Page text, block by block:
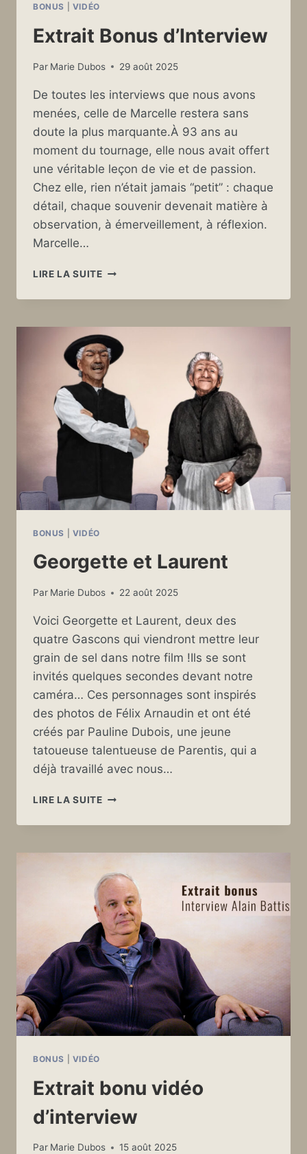
BONUS VIDÉO
Extrait Bonus d’Interview
Par Marie Dubos 29 août 2025
De toutes les interviews que nous avons
menées, celle de Marcelle restera sans
doute la plus marquante.À 93 ans au
moment du tournage, elle nous avait offert
une véritable leçon de vie et de passion.
Chez elle, rien n’était jamais “petit” : chaque
détail, chaque souvenir devenait matière à
observation, à émerveillement, à réflexion.
Marcelle…
LIRE LA SUITEEXTRAIT
D’INTERVIEW
BONUS VIDÉO
Georgette et Laurent
Par Marie Dubos 22 août 2025
Voici Georgette et Laurent, deux des
quatre Gascons qui viendront mettre leur
grain de sel dans notre film !Ils se sont
invités quelques secondes devant notre
caméra… Ces personnages sont inspirés
des photos de Félix Arnaudin et ont été
créés par Pauline Dubois, une jeune
tatoueuse talentueuse de Parentis, qui a
déjà travaillé avec nous…
LIRE LA SUITEGEORGETTE
LAURENT
BONUS VIDÉO
Extrait bonu vidéo
d’interview
Par Marie Dubos 15 août 2025